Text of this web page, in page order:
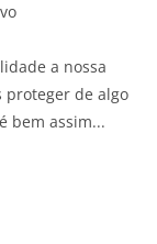
a nossa
proteger de algo
bem assim...